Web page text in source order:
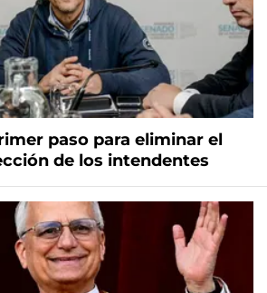
paso para eliminar el
de los intendentes